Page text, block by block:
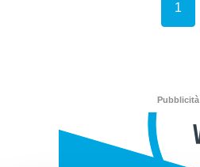
1
Pubblicità